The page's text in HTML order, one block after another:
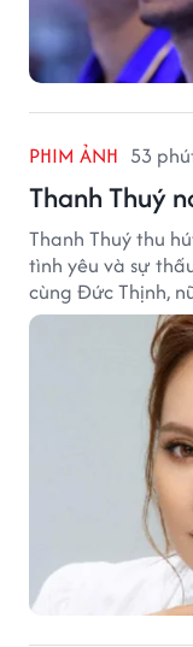
PHIM ẢNH 53
Thanh Thuý
Thanh Thuý thu
tình yêu và sự
cùng Đức Thịnh,
nhiều khán giả